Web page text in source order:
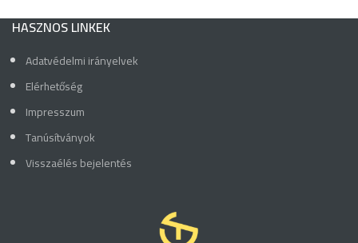
HASZNOS LINKEK
Adatvédelmi irányelvek
Elérhetőség
Impresszum
Tanúsítványok
Visszaélés bejelentés